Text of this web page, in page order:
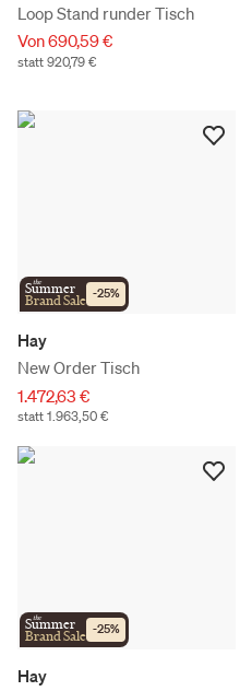
Loop Stand runder Tisch
Von 690,59 €
statt 920,79 €
the
Summer
Brand Sale -25%
Hay
New Order Tisch
1.472,63 €
statt 1.963,50 €
the
Summer
Brand Sale -25%
Hay